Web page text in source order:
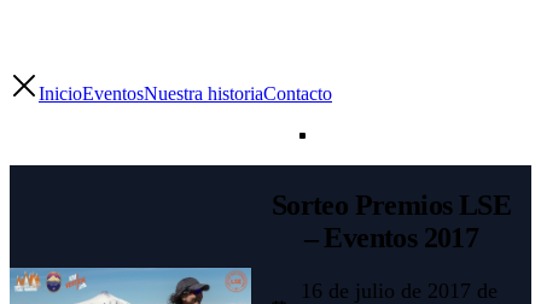
InicioEventosNuestra historiaContacto
Sorteo Premios LSE
– Eventos 2017
16 de julio de 2017 de